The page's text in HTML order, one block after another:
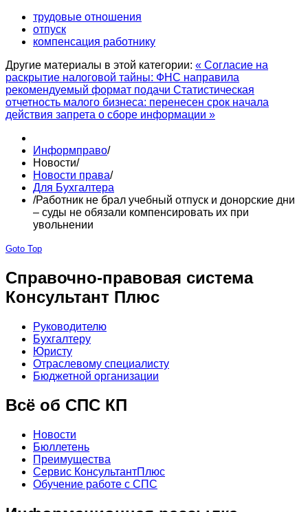
трудовые отношения
отпуск
компенсация работнику
Другие материалы в этой категории: « Согласие на
раскрытие налоговой тайны: ФНС направила
рекомендуемый формат подачи Статистическая
отчетность малого бизнеса: перенесен срок начала
действия запрета о сборе информации »
Информправо/
Новости/
Новости права/
Для Бухгалтера
/Работник не брал учебный отпуск и донорские дни
– суды не обязали компенсировать их при
увольнении
Goto Top
Справочно-правовая система
Консультант Плюс
Руководителю
Бухгалтеру
Юристу
Отраслевому специалисту
Бюджетной организации
Всё об СПС КП
Новости
Бюллетень
Преимущества
Сервис КонсультантПлюс
Обучение работе с СПС